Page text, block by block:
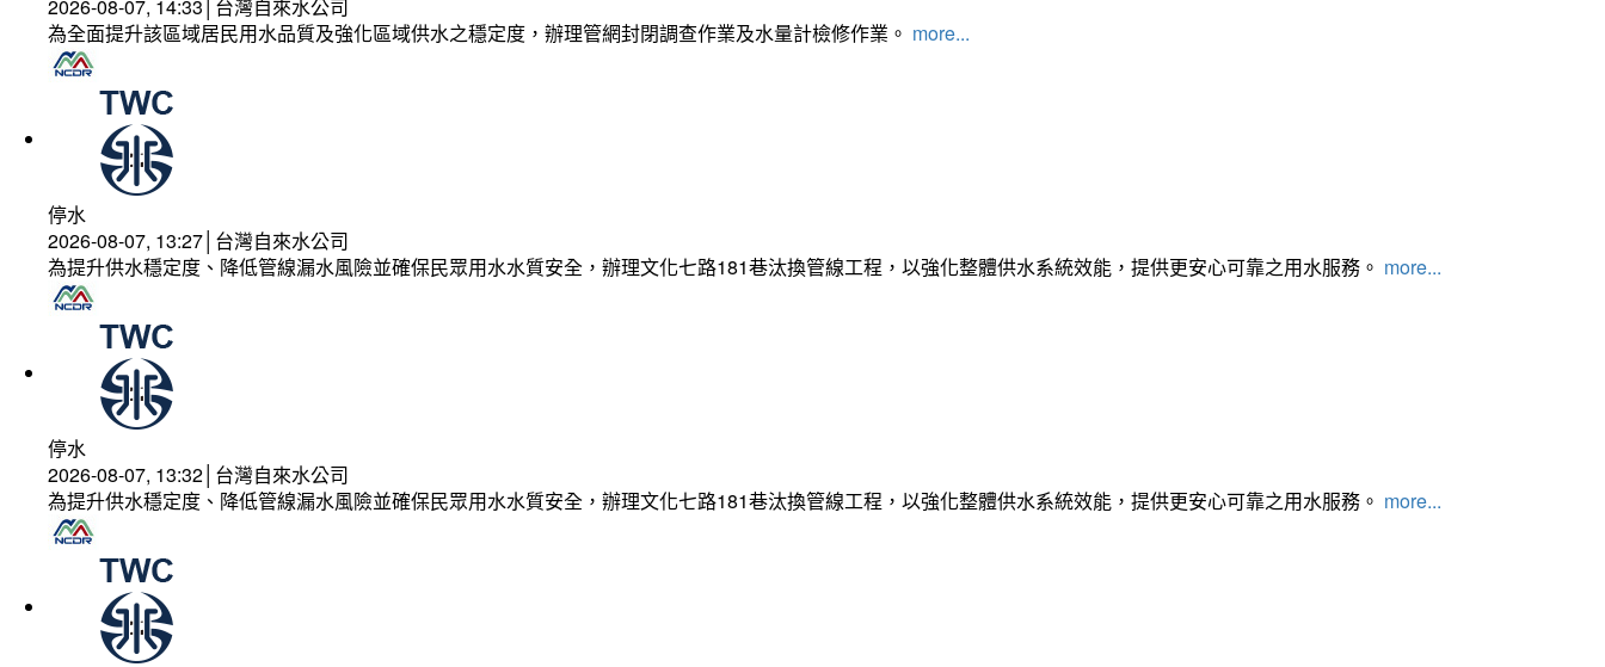
2026-08-07, 14:33│台灣自來水公司
為全面提升該區域居民用水品質及強化區域供水之穩定度，辦理管網封閉調查作業及水量計檢修作業。 more...
停水
2026-08-07, 13:27│台灣自來水公司
為提升供水穩定度、降低管線漏水風險並確保民眾用水水質安全，辦理文化七路181巷汰換管線工程，以強化整體供水系統效能，提供更安心可靠之用水服務。 more...
停水
2026-08-07, 13:32│台灣自來水公司
為提升供水穩定度、降低管線漏水風險並確保民眾用水水質安全，辦理文化七路181巷汰換管線工程，以強化整體供水系統效能，提供更安心可靠之用水服務。 more...